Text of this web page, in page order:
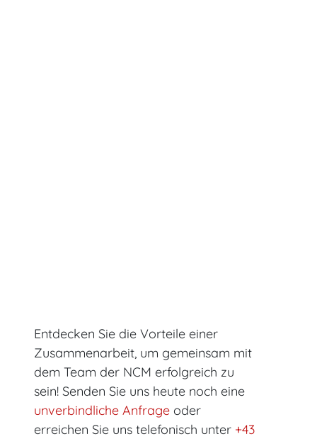
Entdecken Sie die Vorteile einer
Zusammenarbeit, um gemeinsam mit
dem Team der NCM erfolgreich zu
sein! Senden Sie uns heute noch eine
unverbindliche Anfrage oder
erreichen Sie uns telefonisch unter +43